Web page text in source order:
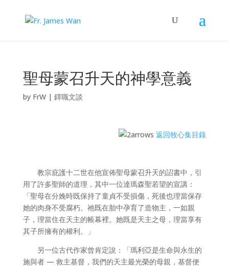
聖母蒙召升天的神學意義
by FrW| 鐸職文談
返回牧心集目錄
教宗庇護十二世在他宣佈聖母蒙召升天的詔書中，引
用了許多聖師的道理，其中一位達瑪森聖若望的宣講：
「聖母在分娩時既保持了童貞不受損傷，死後也理當保存
她的肉身不受腐朽。祂既在胎中孕育了造物主，一如親
子，理當住在天主的帳幕裡。她既是天主之母，理當享有
其子所擁有的權利。」
另一位古代作家曾肯定說：「瑪利亞是生命與永生的
施與者 — 救主基督，我們的天主最光榮的母親，基督便